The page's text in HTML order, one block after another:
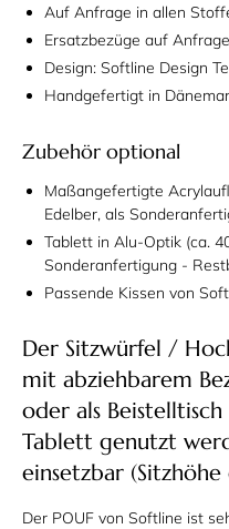
Auf Anfrage in allen
Ersatzbezüge auf
Design: Softline Design
Handgefertigt in
Zubehör optional
Maßangefertigte
Edelber, als
Tablett in Alu-Optik (ca.
Sonderanfertigung -
Passende Kissen von
Der Sitzwürfel /
mit abziehbarem
oder als
Tablett genutzt
einsetzbar (Sitzhöhe
Der POUF von Softline ist